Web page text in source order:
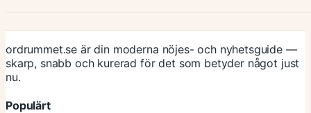
ordrummet.se är din moderna nöjes- och nyhetsguide —
skarp, snabb och kurerad för det som betyder något just
nu.
Populärt